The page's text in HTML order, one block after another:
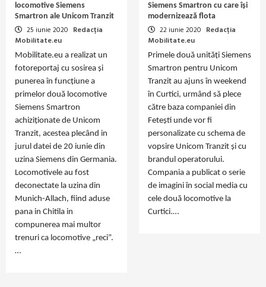
locomotive Siemens
Smartron ale Unicom Tranzit
25 iunie 2020 Redacția
Mobilitate.eu
Mobilitate.eu a realizat un
fotoreportaj cu sosirea și
punerea în funcțiune a
primelor două locomotive
Siemens Smartron
achiziționate de Unicom
Tranzit, acestea plecând in
jurul datei de 20 iunie din
uzina Siemens din Germania.
Locomotivele au fost
deconectate la uzina din
Munich-Allach, fiind aduse
pana in Chitila in
compunerea mai multor
trenuri ca locomotive „reci”.
…
Siemens Smartron cu care își
modernizează flota
22 iunie 2020 Redacția
Mobilitate.eu
Primele două unități Siemens
Smartron pentru Unicom
Tranzit au ajuns în weekend
în Curtici, urmând să plece
către baza companiei din
Fetești unde vor fi
personalizate cu schema de
vopsire Unicom Tranzit și cu
brandul operatorului.
Compania a publicat o serie
de imagini în social media cu
cele două locomotive la
Curtici.…